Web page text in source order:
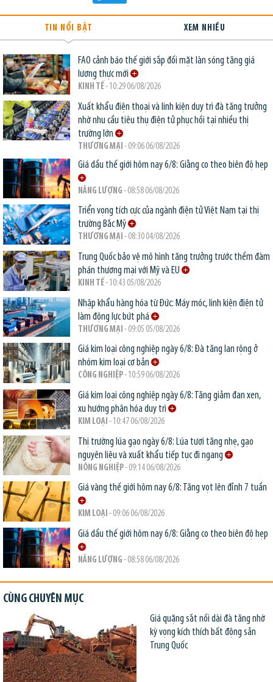
TIN NỔI BẬT XEM NHIỀU
FAO cảnh báo thế giới sắp đối mặt làn sóng tăng giá
lương thực mới
KINH TẾ- 10:29 06/08/2026
Xuất khẩu điện thoại và linh kiện duy trì đà tăng trưởng
nhờ nhu cầu tiêu thụ điện tử phục hồi tại nhiều thị
trường lớn
THƯƠNG MẠI - 09:06 06/08/2026
Giá dầu thế giới hôm nay 6/8: Giằng co theo biên độ hẹp
NĂNG LƯỢNG - 08:58 06/08/2026
Triển vọng tích cực của ngành điện tử Việt Nam tại thị
trường Bắc Mỹ
THƯƠNG MẠI - 08:30 04/08/2026
Trung Quốc bảo vệ mô hình tăng trưởng trước thềm đàm
phán thương mại với Mỹ và EU
KINH TẾ- 10:43 05/08/2026
Nhập khẩu hàng hóa từ Đức: Máy móc, linh kiện điện tử
làm động lực bứt phá
THƯƠNG MẠI - 09:05 05/08/2026
Giá kim loại công nghiệp ngày 6/8: Đà tăng lan rộng ở
nhóm kim loại cơ bản
CÔNG NGHIỆP- 10:59 06/08/2026
Giá kim loại công nghiệp ngày 6/8: Tăng giảm đan xen,
xu hướng phân hóa duy trì
KIM LOẠI - 10:47 06/08/2026
Thị trường lúa gạo ngày 6/8: Lúa tươi tăng nhẹ, gạo
nguyên liệu và xuất khẩu tiếp tục đi ngang
NÔNG NGHIỆP- 09:14 06/08/2026
Giá vàng thế giới hôm nay 6/8: Tăng vọt lên đỉnh 7 tuần
KIM LOẠI - 09:06 06/08/2026
Giá dầu thế giới hôm nay 6/8: Giằng co theo biên độ hẹp
NĂNG LƯỢNG - 08:58 06/08/2026
CÙNG CHUYÊN MỤC
Giá quặng sắt nối dài đà tăng nhờ
kỳ vọng kích thích bất động sản
Trung Quốc